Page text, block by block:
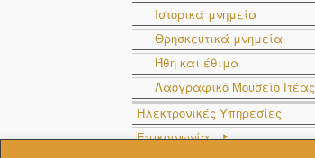
Ιστορικά μνημεία
Θρησκευτικά μνημεία
Ήθη και έθιμα
Λαογραφικό Μουσείο Ιτέας
Ηλεκτρονικές Υπηρεσίες
Επικοινωνία